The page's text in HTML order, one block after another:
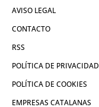
AVISO LEGAL
CONTACTO
RSS
POLÍTICA DE PRIVACIDAD
POLÍTICA DE COOKIES
EMPRESAS CATALANAS